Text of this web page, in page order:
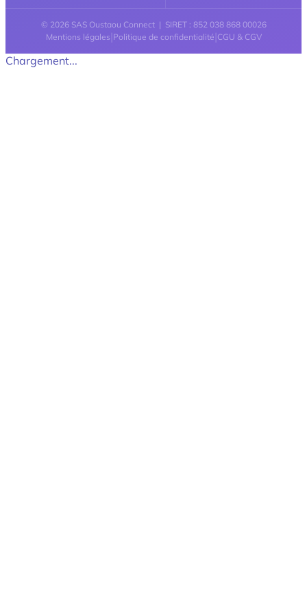
© 2026 SAS Oustaou Connect | SIRET : 852 038 868 00026
Mentions légales |Politique de confidentialité |CGU & CGV
Chargement...